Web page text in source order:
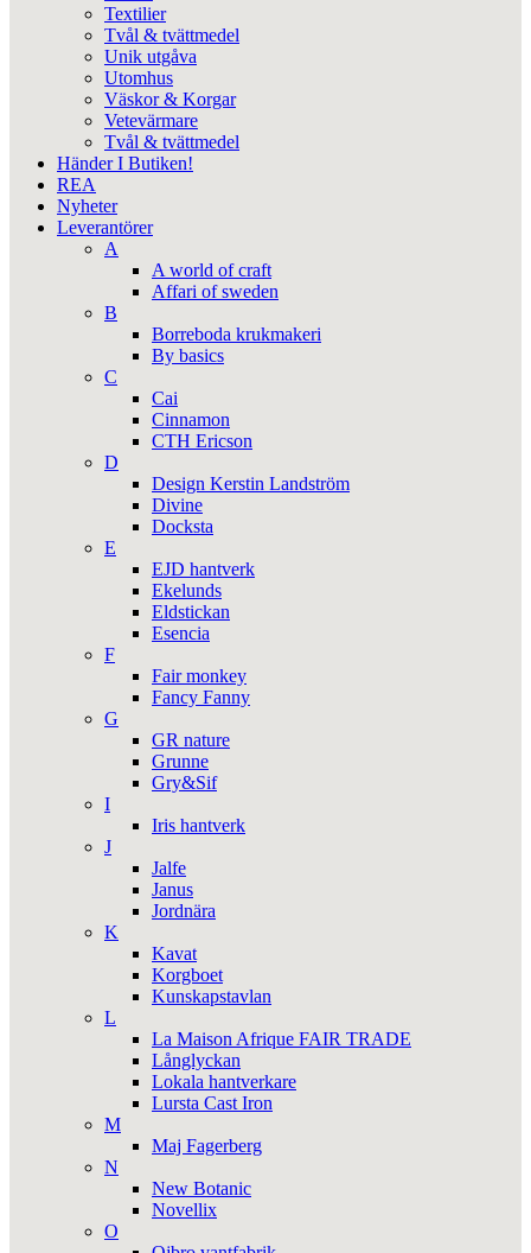
Textilier
Tvål & tvättmedel
Unik utgåva
Utomhus
Väskor & Korgar
Vetevärmare
Tvål & tvättmedel
Händer I Butiken!
REA
Nyheter
Leverantörer
A
A world of craft
Affari of sweden
B
Borreboda krukmakeri
By basics
C
Cai
Cinnamon
CTH Ericson
D
Design Kerstin Landström
Divine
Docksta
E
EJD hantverk
Ekelunds
Eldstickan
Esencia
F
Fair monkey
Fancy Fanny
G
GR nature
Grunne
Gry&Sif
I
Iris hantverk
J
Jalfe
Janus
Jordnära
K
Kavat
Korgboet
Kunskapstavlan
L
La Maison Afrique FAIR TRADE
Långlyckan
Lokala hantverkare
Lursta Cast Iron
M
Maj Fagerberg
N
New Botanic
Novellix
O